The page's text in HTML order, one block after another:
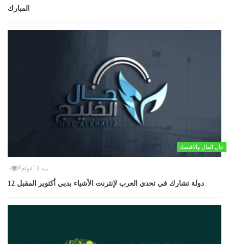
المبارك
حال المال والاقتصاد
منذ 3 أعوام 0
12 دولة تشارك في تحدي العرب لإنترنت الأشياء بدبي أكتوبر المقبل